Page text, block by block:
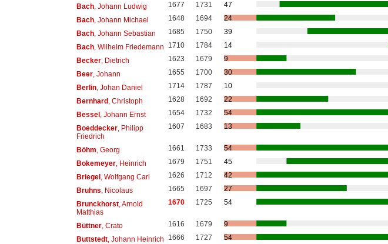
Bach, Johann Ludwig 1677 1731
47
Bach, Johann Michael 1648 1694
24
Bach, Johann Sebastian 1685 1750
39
Bach, Wilhelm Friedemann 1710 1784
14
Becker, Dietrich 1623 1679
9
Beer, Johann 1655 1700
30
Berlin, Johan Daniel 1714 1787
10
Bernhard, Christoph 1628 1692
22
Bessel, Johann Ernst 1654 1732
54
Boeddecker, Philipp
Friedrich
1607 1683 13
Böhm , Georg 1661 1733
54
Bokemeyer, Heinrich 1679 1751
45
Briegel, Wolfgang Carl 1626 1712
42
Bruhns , Nicolaus 1665 1697
27
Brunckhorst, Arnold
Matthias
1670 1725 54
Büttner, Crato 1616 1679
9
Buttstedt, Johann Heinrich 1666 1727
54